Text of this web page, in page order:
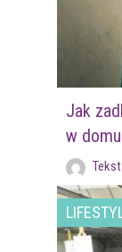
Jak
w